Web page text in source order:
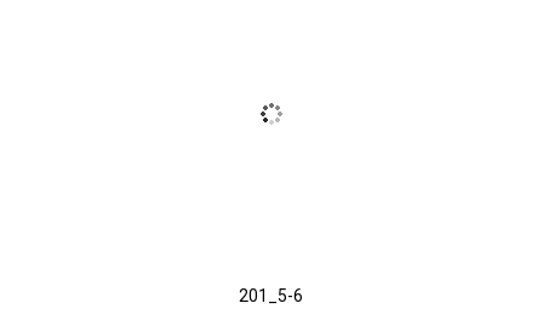
201_5-6